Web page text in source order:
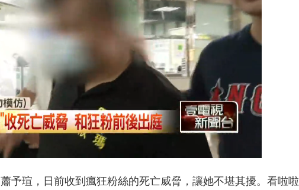
58.55%
蕭予瑄 ，日前收到瘋狂粉絲的死亡威脅，讓她不堪其擾。看啦啦